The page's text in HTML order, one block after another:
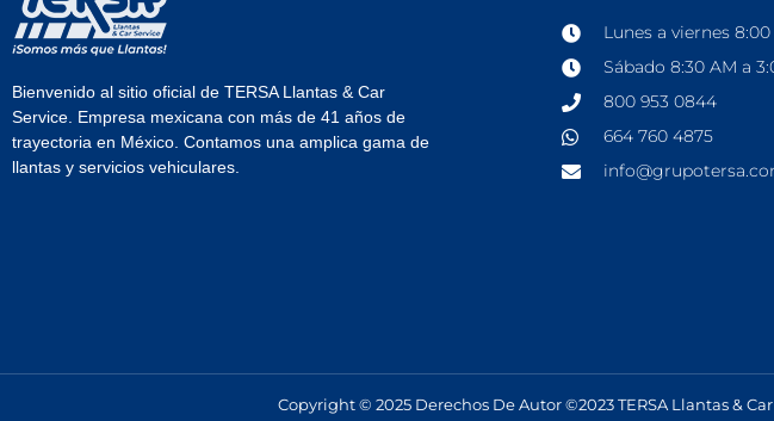
Bienvenido al sitio oficial de TERSA Llantas & Car
Service. Empresa mexicana con más de 41 años de
trayectoria en México. Contamos una amplica gama de
llantas y servicios vehiculares.
Lunes a viernes
Sábado 8:30 AM a
800 953 0844
664 760 4875
Copyright © 2025 Derechos De Autor ©2023 TERSA Llantas &